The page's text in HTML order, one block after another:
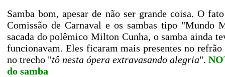
Samba bom, apesar de não ser grande coisa. O
Comissão de Carnaval e os sambas tipo "Mundo
sacada do polêmico Milton Cunha, o samba ainda
funcionavam. Eles ficaram mais presentes no
no trecho "tô nesta ópera extravasando alegria".
do samba